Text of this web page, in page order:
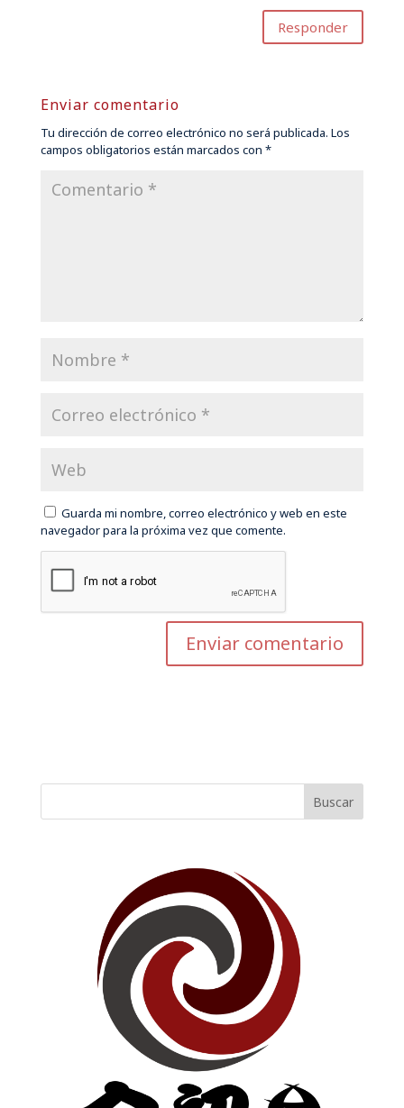
Responder
Enviar comentario
Tu dirección de correo electrónico no será publicada. Los
campos obligatorios están marcados con *
Guarda mi nombre, correo electrónico y web en este
navegador para la próxima vez que comente.